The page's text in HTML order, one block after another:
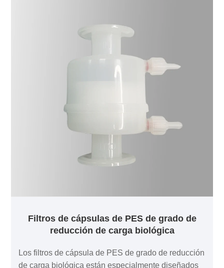
producto puede usarse ampliamente en alimentos,
proporcionar tamaños de poro de 0,05 µm, 0,1 µm,
0,2 µm, 0,45 µm, 0,65 µm, 0,8 µm y 1,2 µm.
Filtros de cápsulas de PES de grado de
reducción de carga biológica
Los filtros de cápsula de PES de grado de reducción
de carga biológica están especialmente diseñados